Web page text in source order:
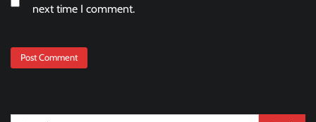
next time I comment.